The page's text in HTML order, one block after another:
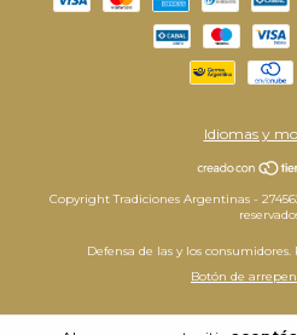
Idiomas y
Copyright Tradiciones Argentinas -
Defensa de las y los consumidores.
Botón de